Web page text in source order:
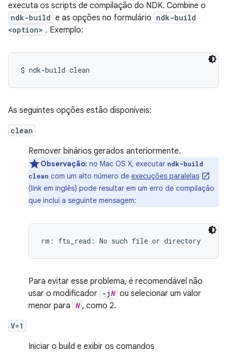
executa os scripts de compilação do NDK. Combine o
ndk-build e as opções no formulário ndk-build
<option> . Exemplo:
As seguintes opções estão disponíveis:
clean
Remover binários gerados anteriormente.
Observação: no Mac OS X, executar ndk-build
clean com um alto número de execuções paralelas
(link em inglês) pode resultar em um erro de compilação
que inclui a seguinte mensagem:
Para evitar esse problema, é recomendável não
usar o modificador -jN ou selecionar um valor
menor para N , como 2.
V=1
Iniciar o build e exibir os comandos